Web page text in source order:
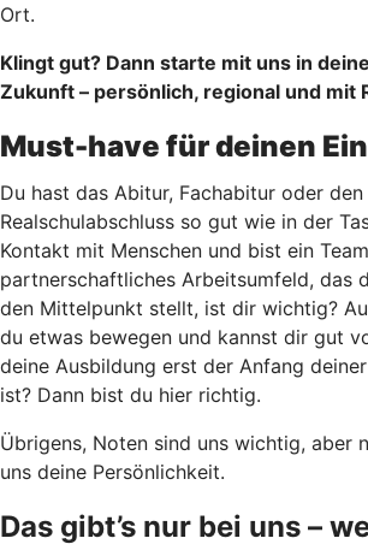
Ort.
Klingt gut? Dann starte mit uns in
Zukunft – persönlich, regional und mit
Must-have für deinen
Du hast das Abitur, Fachabitur oder den
Realschulabschluss so gut wie in der
Kontakt mit Menschen und bist ein
partnerschaftliches Arbeitsumfeld, das
den Mittelpunkt stellt, ist dir wichtig?
du etwas bewegen und kannst dir gut
deine Ausbildung erst der Anfang
ist? Dann bist du hier richtig.
Übrigens, Noten sind uns wichtig, aber
uns deine Persönlichkeit.
Das gibt’s nur bei uns –